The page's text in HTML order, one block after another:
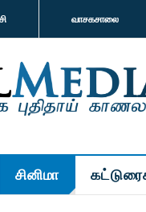
வாசகசாலை
சினிமா